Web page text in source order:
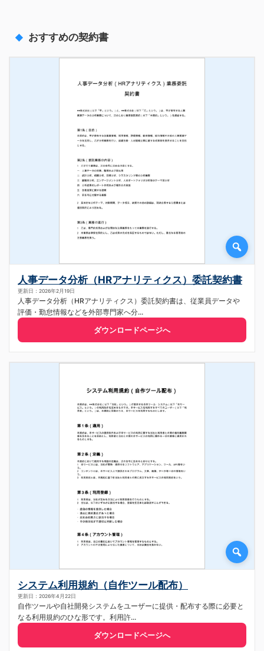
おすすめの契約書
人事データ分析（HRアナリティクス）委託契約書
更新日：2026年2月19日
人事データ分析（HRアナリティクス）委託契約書は、従業員データや
評価・勤怠情報などを外部専門家へ分...
ダウンロードページへ
システム利用規約（自作ツール配布）
更新日：2026年4月22日
自作ツールや自社開発システムをユーザーに提供・配布する際に必要と
なる利用規約のひな形です。利用許...
ダウンロードページへ